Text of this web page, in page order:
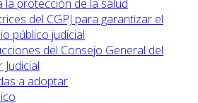
la protección de la salud
del CGPJ para garantizar el
público judicial
del Consejo General del
Judicial
a adoptar